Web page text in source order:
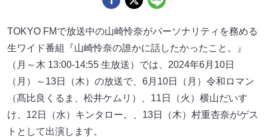
TOKYO FMで放送中の山崎怜奈がパーソナリティを務める
生ワイド番組『山崎怜奈の誰かに話したかったこと。』
（月～木 13:00-14:55 生放送）では、2024年6月10日
（月）～13日（木）の放送で、6月10日（月）令和ロマン
（髙比良くるま、松井ケムリ）、11日（火）横山だいす
け、12日（水）キンタロー。、13日（木）村重杏奈がゲス
トとして出演します。